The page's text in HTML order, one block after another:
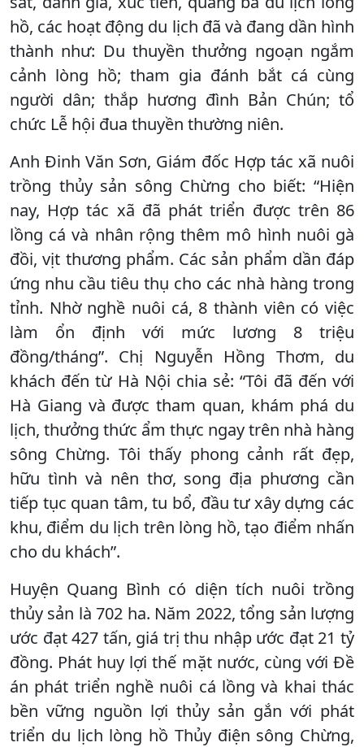
hồ, các hoạt động du lịch đã và đang dần hình
thành như: Du thuyền thưởng ngoạn ngắm
cảnh lòng hồ; tham gia đánh bắt cá cùng
người dân; thắp hương đình Bản Chún; tổ
chức Lễ hội đua thuyền thường niên.
Anh Đinh Văn Sơn, Giám đốc Hợp tác xã nuôi
trồng thủy sản sông Chừng cho biết: “Hiện
nay, Hợp tác xã đã phát triển được trên 86
lồng cá và nhân rộng thêm mô hình nuôi gà
đồi, vịt thương phẩm. Các sản phẩm dần đáp
ứng nhu cầu tiêu thụ cho các nhà hàng trong
tỉnh. Nhờ nghề nuôi cá, 8 thành viên có việc
làm ổn định với mức lương 8 triệu
đồng/tháng”. Chị Nguyễn Hồng Thơm, du
khách đến từ Hà Nội chia sẻ: “Tôi đã đến với
Hà Giang và được tham quan, khám phá du
lịch, thưởng thức ẩm thực ngay trên nhà hàng
sông Chừng. Tôi thấy phong cảnh rất đẹp,
hữu tình và nên thơ, song địa phương cần
tiếp tục quan tâm, tu bổ, đầu tư xây dựng các
khu, điểm du lịch trên lòng hồ, tạo điểm nhấn
cho du khách”.
Huyện Quang Bình có diện tích nuôi trồng
thủy sản là 702 ha. Năm 2022, tổng sản lượng
ước đạt 427 tấn, giá trị thu nhập ước đạt 21 tỷ
đồng. Phát huy lợi thế mặt nước, cùng với Đề
án phát triển nghề nuôi cá lồng và khai thác
bền vững nguồn lợi thủy sản gắn với phát
triển du lịch lòng hồ Thủy điện sông Chừng,